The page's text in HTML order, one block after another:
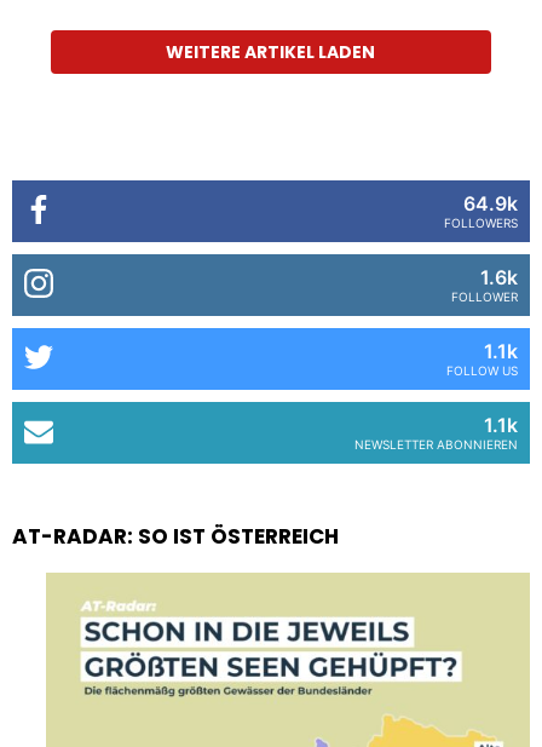
WEITERE ARTIKEL LADEN
64.9k
FOLLOWERS
1.6k
FOLLOWER
1.1k
FOLLOW US
1.1k
NEWSLETTER ABONNIEREN
AT-RADAR: SO IST ÖSTERREICH